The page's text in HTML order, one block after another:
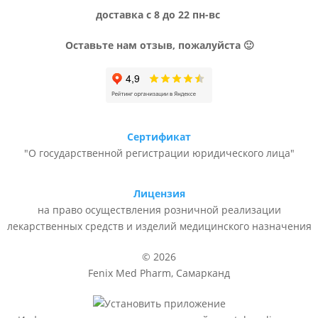
доставка с 8 до 22 пн-вс
Оставьте нам отзыв, пожалуйста 🙂
Сертификат
"О государственной регистрации юридического лица"
Лицензия
на право осуществления розничной реализации
лекарственных средств и изделий медицинского назначения
© 2026
Fenix Med Pharm, Самарканд